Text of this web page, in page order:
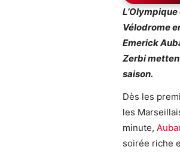
Vélodrome
Emerick
Zerbi
saison.
Dès les
les
minute,
soirée riche